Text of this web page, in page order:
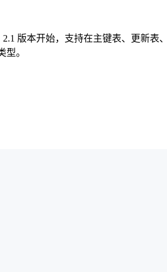
版本开始，支持在主键表、更新
型。